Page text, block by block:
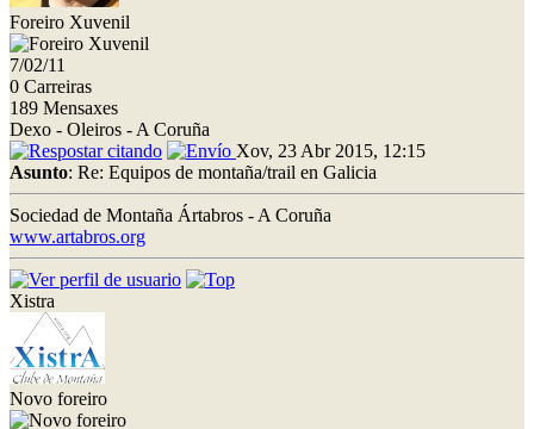
Foreiro Xuvenil
7/02/11
0 Carreiras
189 Mensaxes
Dexo - Oleiros - A Coruña
Xov, 23 Abr 2015, 12:15
Asunto: Re: Equipos de montaña/trail en Galicia
Sociedad de Montaña Ártabros - A Coruña
www.artabros.org
Xistra
Novo foreiro